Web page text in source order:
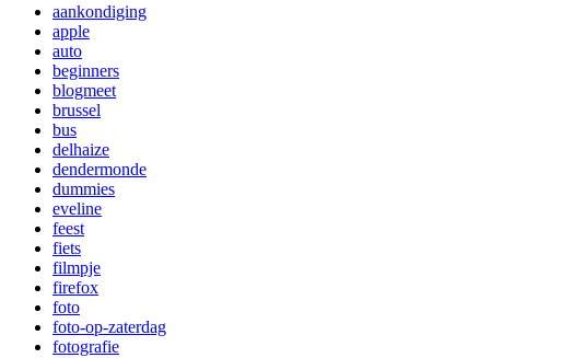
aankondiging
apple
auto
beginners
blogmeet
brussel
bus
delhaize
dendermonde
dummies
eveline
feest
fiets
filmpje
firefox
foto
foto-op-zaterdag
fotografie